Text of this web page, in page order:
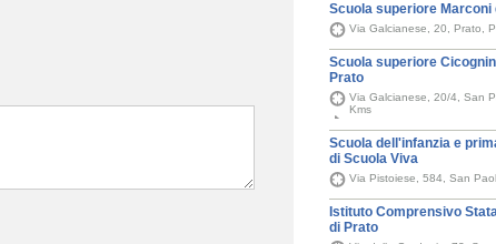
Scuola superiore Marconi
Via Galcianese, 20, Prato,
Scuola superiore
Prato
Via Galcianese, 20/4, San
Kms
Scuola dell'infanzia e
di Scuola Viva
Via Pistoiese, 584, San
Istituto Comprensivo
di Prato